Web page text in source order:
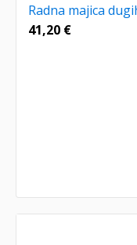
Radna majica
41,20 €